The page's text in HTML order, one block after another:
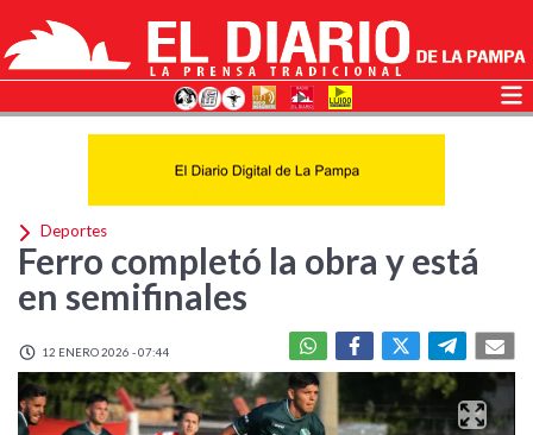
Deportes
Ferro completó la obra y está
en semifinales
12 ENERO 2026 - 07:44